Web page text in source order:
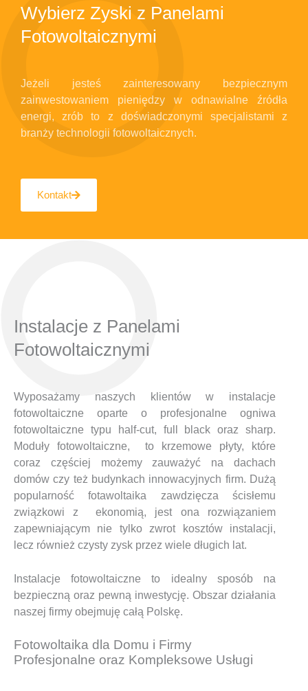
Wybierz Zyski z Panelami
Fotowoltaicznymi
Jeżeli jesteś zainteresowany bezpiecznym
zainwestowaniem pieniędzy w odnawialne źródła
energi, zrób to z doświadczonymi specjalistami z
branży technologii fotowoltaicznych.
Kontakt
Instalacje z Panelami
Fotowoltaicznymi
Wyposażamy naszych klientów w instalacje
fotowoltaiczne oparte o profesjonalne ogniwa
fotowoltaiczne typu half-cut, full black oraz sharp.
Moduły fotowoltaiczne, to krzemowe płyty, które
coraz częściej możemy zauważyć na dachach
domów czy też budynkach innowacyjnych firm. Dużą
popularność fotawoltaika zawdzięcza ścisłemu
związkowi z ekonomią, jest ona rozwiązaniem
zapewniającym nie tylko zwrot kosztów instalacji,
lecz również czysty zysk przez wiele długich lat.
Instalacje fotowoltaiczne to idealny sposób na
bezpieczną oraz pewną inwestycję. Obszar działania
naszej firmy obejmuję całą Polskę.
Fotowoltaika dla Domu i Firmy
Profesjonalne oraz Kompleksowe Usługi